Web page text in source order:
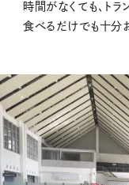
時間がなくても、ト
食べるだけでも十分